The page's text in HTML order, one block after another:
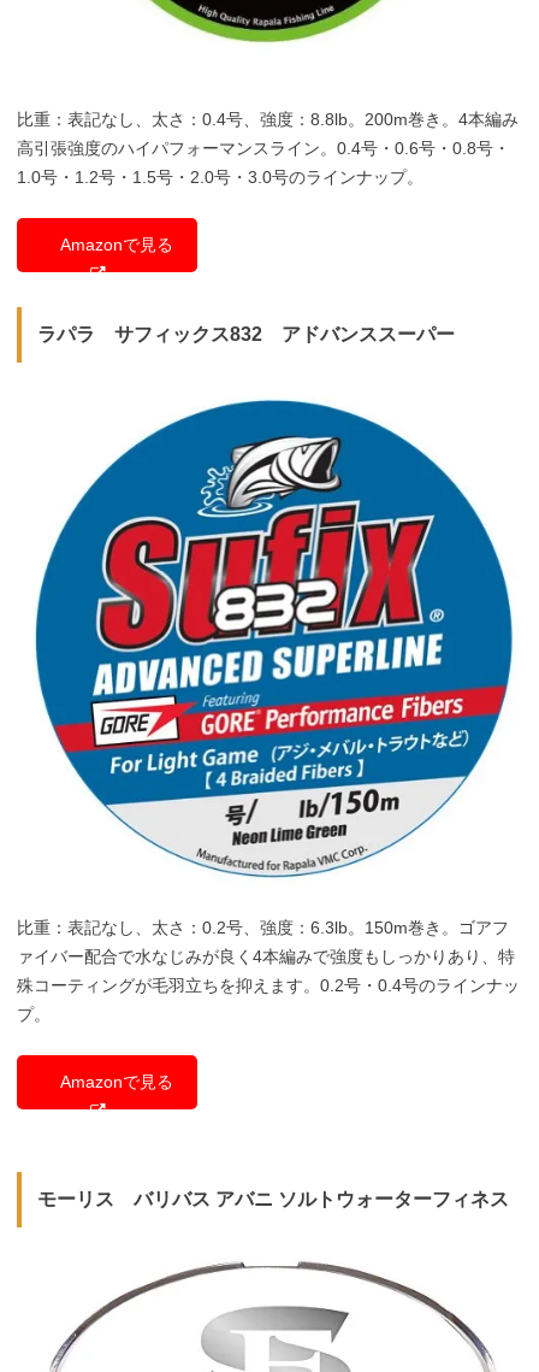
比重：表記なし、太さ：0.4号、強度：8.8lb。200m巻き。4本編み
高引張強度のハイパフォーマンスライン。0.4号・0.6号・0.8号・
1.0号・1.2号・1.5号・2.0号・3.0号のラインナップ。
Amazonで見る
ラパラ サフィックス832 アドバンススーパー
比重：表記なし、太さ：0.2号、強度：6.3lb。150m巻き。ゴアフ
ァイバー配合で水なじみが良く4本編みで強度もしっかりあり、特
殊コーティングが毛羽立ちを抑えます。0.2号・0.4号のラインナッ
プ。
Amazonで見る
モーリス バリバス アバニ ソルトウォーターフィネス